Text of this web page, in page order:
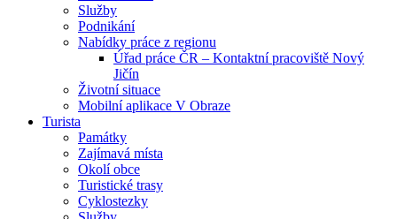
Služby
Podnikání
Nabídky práce z regionu
Úřad práce ČR – Kontaktní pracoviště Nový
Jičín
Životní situace
Mobilní aplikace V Obraze
Turista
Památky
Zajímavá místa
Okolí obce
Turistické trasy
Cyklostezky